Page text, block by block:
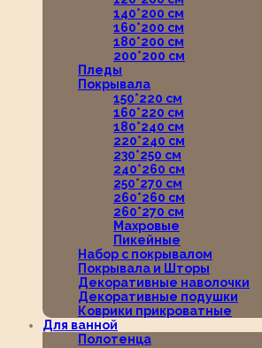
140*200 см
160*200 см
180*200 см
200*200 см
Пледы
Покрывала
150*220 см
160*220 см
180*240 см
220*240 см
230*250 см
240*260 см
250*270 см
260*260 см
260*270 см
Махровые
Пикейные
Набор с покрывалом
Покрывала и Шторы
Декоративные наволочки
Декоративные подушки
Коврики прикроватные
Для ванной
Полотенца